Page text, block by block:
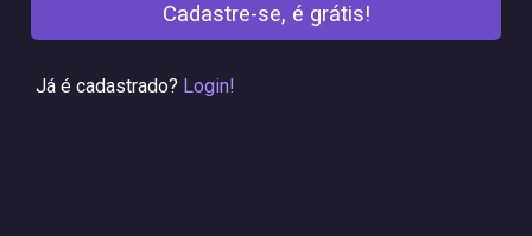
Cadastre-se, é grátis!
Já é cadastrado? Login!